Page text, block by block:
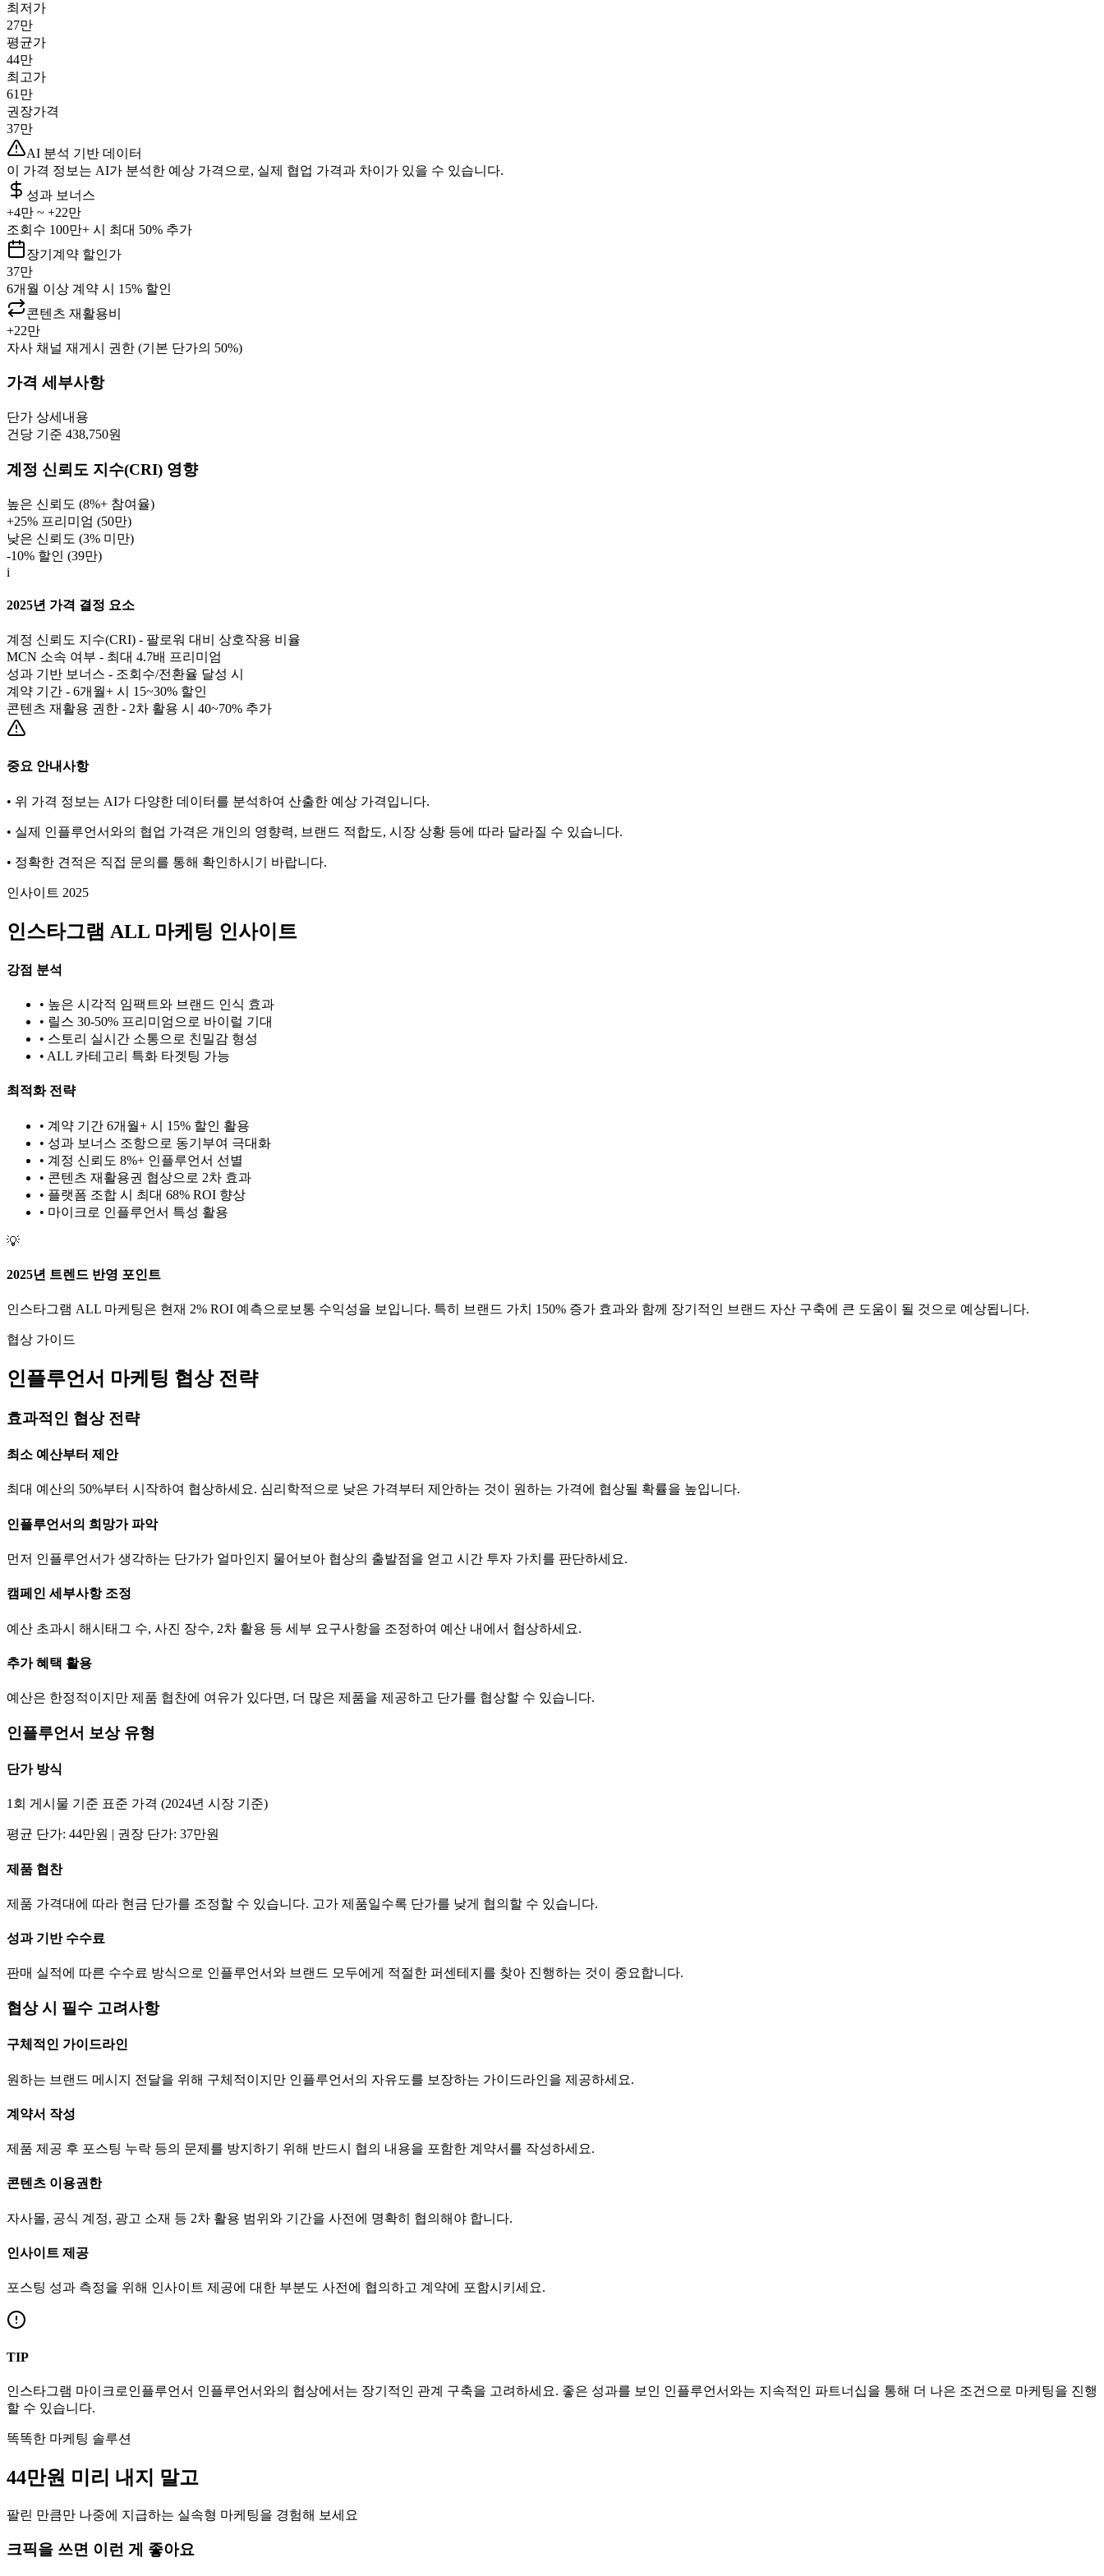
최저가
27만
평균가
44만
최고가
61만
권장가격
37만
AI 분석 기반 데이터
이 가격 정보는 AI가 분석한 예상 가격으로, 실제 협업 가격과 차이가 있을 수 있습니다.
성과 보너스
+4만 ~ +22만
조회수 100만+ 시 최대 50% 추가
장기계약 할인가
37만
6개월 이상 계약 시 15% 할인
콘텐츠 재활용비
+22만
자사 채널 재게시 권한 (기본 단가의 50%)
가격 세부사항
단가 상세내용
건당 기준 438,750원
계정 신뢰도 지수(CRI) 영향
높은 신뢰도 (8%+ 참여율)
+25% 프리미엄 (50만)
낮은 신뢰도 (3% 미만)
-10% 할인 (39만)
i
2025년 가격 결정 요소
계정 신뢰도 지수(CRI) - 팔로워 대비 상호작용 비율
MCN 소속 여부 - 최대 4.7배 프리미엄
성과 기반 보너스 - 조회수/전환율 달성 시
계약 기간 - 6개월+ 시 15~30% 할인
콘텐츠 재활용 권한 - 2차 활용 시 40~70% 추가
중요 안내사항
• 위 가격 정보는 AI가 다양한 데이터를 분석하여 산출한 예상 가격입니다.
• 실제 인플루언서와의 협업 가격은 개인의 영향력, 브랜드 적합도, 시장 상황 등에 따라 달라질 수 있습니다.
• 정확한 견적은 직접 문의를 통해 확인하시기 바랍니다.
인사이트 2025
인스타그램 ALL 마케팅 인사이트
강점 분석
• 높은 시각적 임팩트와 브랜드 인식 효과
• 릴스 30-50% 프리미엄으로 바이럴 기대
• 스토리 실시간 소통으로 친밀감 형성
• ALL 카테고리 특화 타겟팅 가능
최적화 전략
• 계약 기간 6개월+ 시 15% 할인 활용
• 성과 보너스 조항으로 동기부여 극대화
• 계정 신뢰도 8%+ 인플루언서 선별
• 콘텐츠 재활용권 협상으로 2차 효과
• 플랫폼 조합 시 최대 68% ROI 향상
• 마이크로 인플루언서 특성 활용
💡
2025년 트렌드 반영 포인트
인스타그램 ALL 마케팅은 현재 2% ROI 예측으로 보통 수익성을 보입니다. 특히 브랜드 가치 150% 증가 효과와 함께 장기적인 브랜드 자산 구축에 큰 도움이 될 것으로 예상됩니다.
협상 가이드
인플루언서 마케팅 협상 전략
효과적인 협상 전략
최소 예산부터 제안
최대 예산의 50%부터 시작하여 협상하세요. 심리학적으로 낮은 가격부터 제안하는 것이 원하는 가격에 협상될 확률을 높입니다.
인플루언서의 희망가 파악
먼저 인플루언서가 생각하는 단가가 얼마인지 물어보아 협상의 출발점을 얻고 시간 투자 가치를 판단하세요.
캠페인 세부사항 조정
예산 초과시 해시태그 수, 사진 장수, 2차 활용 등 세부 요구사항을 조정하여 예산 내에서 협상하세요.
추가 혜택 활용
예산은 한정적이지만 제품 협찬에 여유가 있다면, 더 많은 제품을 제공하고 단가를 협상할 수 있습니다.
인플루언서 보상 유형
단가방식
1회 게시물 기준 표준 가격 (2024년 시장 기준)
평균 단가: 44만원 | 권장 단가: 37만원
제품 협찬
제품 가격대에 따라 현금 단가를 조정할 수 있습니다. 고가 제품일수록 단가를 낮게 협의할 수 있습니다.
성과 기반 수수료
판매 실적에 따른 수수료 방식으로 인플루언서와 브랜드 모두에게 적절한 퍼센테지를 찾아 진행하는 것이 중요합니다.
협상 시 필수 고려사항
구체적인 가이드라인
원하는 브랜드 메시지 전달을 위해 구체적이지만 인플루언서의 자유도를 보장하는 가이드라인을 제공하세요.
계약서 작성
제품 제공 후 포스팅 누락 등의 문제를 방지하기 위해 반드시 협의 내용을 포함한 계약서를 작성하세요.
콘텐츠 이용권한
자사몰, 공식 계정, 광고 소재 등 2차 활용 범위와 기간을 사전에 명확히 협의해야 합니다.
인사이트 제공
포스팅 성과 측정을 위해 인사이트 제공에 대한 부분도 사전에 협의하고 계약에 포함시키세요.
TIP
인스타그램 마이크로인플루언서 인플루언서와의 협상에서는 장기적인 관계 구축을 고려하세요. 좋은 성과를 보인 인플루언서와는 지속적인 파트너십을 통해 더 나은 조건으로 마케팅을 진행
할 수 있습니다.
똑똑한 마케팅 솔루션
44만원 미리 내지 말고
팔린 만큼만 나중에 지급하는 실속형 마케팅을 경험해 보세요
크픽을 쓰면 이런 게 좋아요